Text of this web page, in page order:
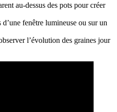
au-dessus des pots pour créer
fenêtre lumineuse ou sur un
l’évolution des graines jour